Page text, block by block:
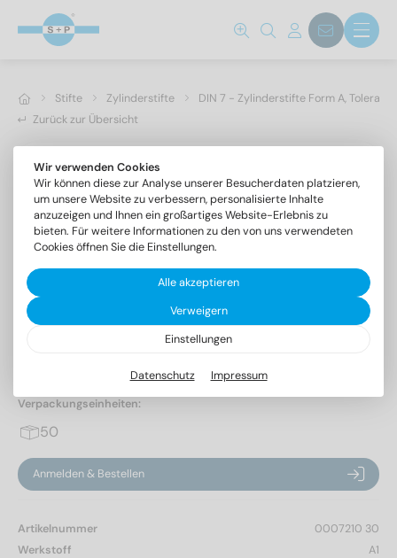
Stifte Zylinderstifte
DIN 7 - Zylinderstifte Form A,
Zurück zur Übersicht
DIN 7 1.4305 10m6X30
Zylinderstifte Form A, Toleranzfeld m6
Verpackungseinheiten:
50
Anmelden & Bestellen
Artikelnummer
0007210 30
Werkstoff
A1
Wir verwenden Cookies
Wir können diese zur Analyse unserer Besucherdaten platzieren,
um unsere Website zu verbessern, personalisierte Inhalte
anzuzeigen und Ihnen ein großartiges Website-Erlebnis zu
bieten. Für weitere Informationen zu den von uns verwendeten
Cookies öffnen Sie die Einstellungen.
Alle akzeptieren
Verweigern
Einstellungen
Datenschutz Impressum